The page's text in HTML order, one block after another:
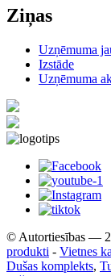
Ziņas
Uzņēmuma
Izstāde
Uzņēmuma
© Autortiesības —
produkti - Vietnes
Dušas komplekts,